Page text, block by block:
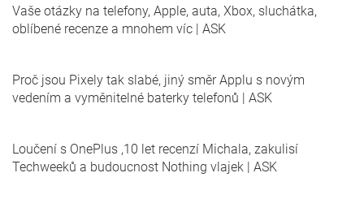
Vaše otázky na telefony, Apple, auta, Xbox, sluchátka,
oblíbené recenze a mnohem víc | ASK
Proč jsou Pixely tak slabé, jiný směr Applu s novým
vedením a vyměnitelné baterky telefonů | ASK
Loučení s OnePlus ,10 let recenzí Michala, zakulisí
Techweeků a budoucnost Nothing vlajek | ASK